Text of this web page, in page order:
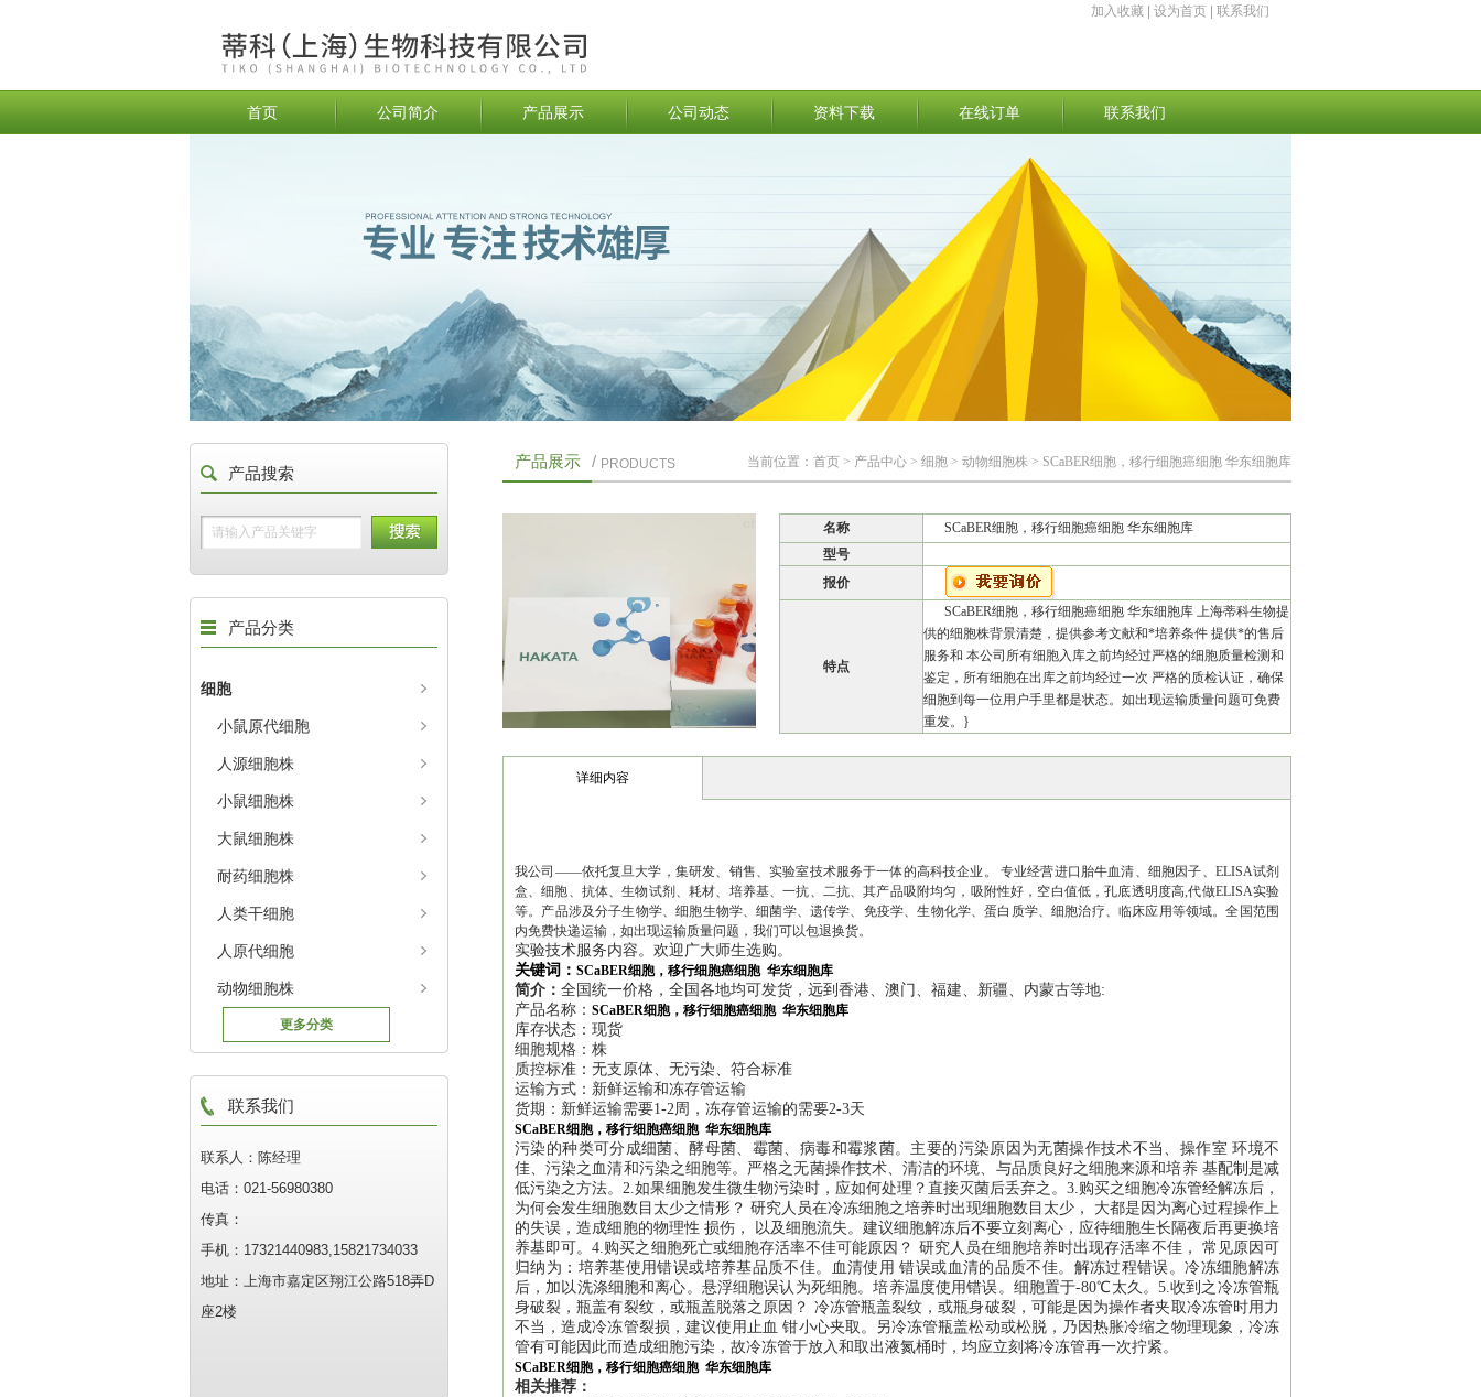
加入收藏 设为首页 联系我们
首页 公司简介 产品展示 公司动态 资料下载 在线订单 联系我们
产品搜索
产品分类
细胞
小鼠原代细胞
人源细胞株
小鼠细胞株
大鼠细胞株
耐药细胞株
人类干细胞
人原代细胞
动物细胞株
更多分类
联系我们
联系人：陈经理
电话：021-56980380
传真：
手机：17321440983,15821734033
地址：上海市嘉定区翔江公路518弄D
座2楼
产品展示 / PRODUCTS 当前位置： 首页 > 产品中心 > 细胞 > 动物细胞株 > SCaBER细胞，移行细胞癌细胞 华东细胞库
名称
SCaBER细胞，移行细胞癌细胞 华东细胞库
型号
报价
特点
SCaBER细胞，移行细胞癌细胞 华东细胞库 上海蒂科生物提
供的细胞株背景清楚，提供参考文献和*培养条件 提供*的售后
服务和 本公司所有细胞入库之前均经过严格的细胞质量检测和
鉴定，所有细胞在出库之前均经过一次 严格的质检认证，确保
细胞到每一位用户手里都是状态。如出现运输质量问题可免费
重发。}
详细内容
我公司——依托复旦大学，集研发、销售、实验室技术服务于一体的高科技企业。 专业经营进口胎牛血清、细胞因子、ELISA试剂
盒、细胞、抗体、生物试剂、耗材、培养基、一抗、二抗、其产品吸附均匀，吸附性好，空白值低，孔底透明度高,代做ELISA实验
等。产品涉及分子生物学、细胞生物学、细菌学、遗传学、免疫学、生物化学、蛋白质学、细胞治疗、临床应用等领域。全国范围
内免费快递运输，如出现运输质量问题，我们可以包退换货。
实验技术服务内容。欢迎广大师生选购。
关键词： SCaBER细胞，移行细胞癌细胞 华东细胞库
简介： 全国统一价格，全国各地均可发货，远到香港、澳门、福建、新疆、内蒙古等地:
产品名称： SCaBER细胞，移行细胞癌细胞 华东细胞库
库存状态：现货
细胞规格：株
质控标准：无支原体、无污染、符合标准
运输方式：新鲜运输和冻存管运输
货期：新鲜运输需要1-2周，冻存管运输的需要2-3天
SCaBER细胞，移行细胞癌细胞 华东细胞库
污染的种类可分成细菌、酵母菌、霉菌、病毒和霉浆菌。主要的污染原因为无菌操作技术不当、操作室 环境不
佳、污染之血清和污染之细胞等。严格之无菌操作技术、清洁的环境、与品质良好之细胞来源和培养 基配制是减
低污染之方法。2.如果细胞发生微生物污染时，应如何处理？直接灭菌后丢弃之。3.购买之细胞冷冻管经解冻后，
为何会发生细胞数目太少之情形？ 研究人员在冷冻细胞之培养时出现细胞数目太少， 大都是因为离心过程操作上
的失误，造成细胞的物理性 损伤， 以及细胞流失。建议细胞解冻后不要立刻离心，应待细胞生长隔夜后再更换培
养基即可。4.购买之细胞死亡或细胞存活率不佳可能原因？ 研究人员在细胞培养时出现存活率不佳， 常见原因可
归纳为：培养基使用错误或培养基品质不佳。血清使用 错误或血清的品质不佳。解冻过程错误。冷冻细胞解冻
后，加以洗涤细胞和离心。悬浮细胞误认为死细胞。培养温度使用错误。细胞置于-80℃太久。5.收到之冷冻管瓶
身破裂，瓶盖有裂纹，或瓶盖脱落之原因？ 冷冻管瓶盖裂纹，或瓶身破裂，可能是因为操作者夹取冷冻管时用力
不当，造成冷冻管裂损，建议使用止血 钳小心夹取。另冷冻管瓶盖松动或松脱，乃因热胀冷缩之物理现象，冷冻
管有可能因此而造成细胞污染，故冷冻管于放入和取出液氮桶时，均应立刻将冷冻管再一次拧紧。
SCaBER细胞，移行细胞癌细胞 华东细胞库
相关推荐：